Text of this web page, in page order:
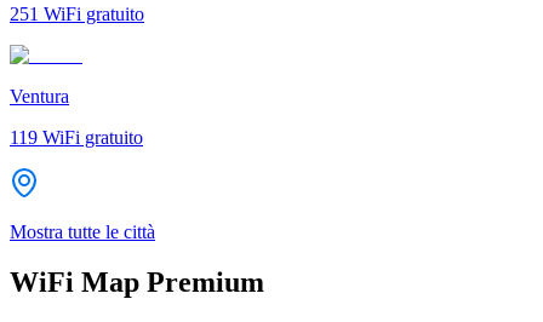
251 WiFi gratuito
Ventura
119 WiFi gratuito
Mostra tutte le città
WiFi Map Premium